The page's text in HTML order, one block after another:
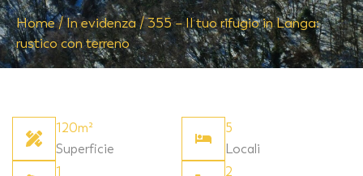
Home/In evidenza/355 – Il tuo rifugio in Langa:
rustico con terreno
120m²
Superficie
5
Locali
1
2